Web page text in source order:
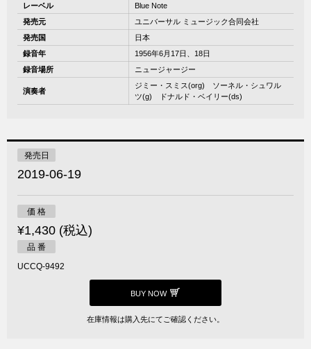
レーベル
Blue Note
発売元
ユニバーサル ミュージック合同会社
発売国
日本
録音年
1956年6月17日、18日
録音場所
ニュージャージー
演奏者
ジミー・スミス(org) ソーネル・シュワル
ツ(g) ドナルド・ベイリー(ds)
発売日
2019-06-19
価 格
¥1,430 (税込)
品 番
UCCQ-9492
BUY NOW
在庫情報は購入先にてご確認ください。